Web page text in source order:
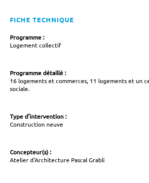
FICHE TECHNIQUE
Programme :
Logement collectif
Programme détaillé :
16 logements et commerces, 11 logements et un
sociale.
Type d’intervention :
Construction neuve
Concepteur(s) :
Atelier d'Architecture Pascal Grabli